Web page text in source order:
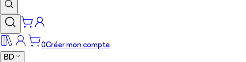
0Créer mon compte
BD